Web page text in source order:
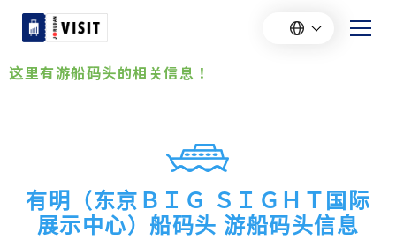
这里有游船码头的相关信息！
有明（东京ＢＩＧ ＳＩＧＨＴ国际
展示中心）船码头 游船码头信息